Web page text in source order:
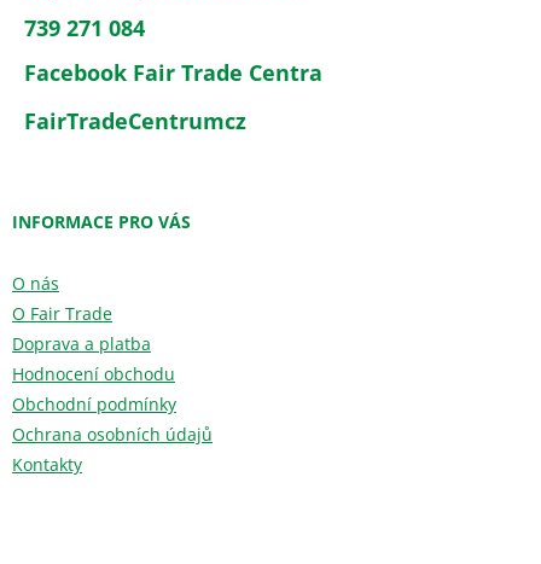
739 271 084
Facebook Fair Trade Centra
FairTradeCentrumcz
INFORMACE PRO VÁS
O nás
O Fair Trade
Doprava a platba
Hodnocení obchodu
Obchodní podmínky
Ochrana osobních údajů
Kontakty